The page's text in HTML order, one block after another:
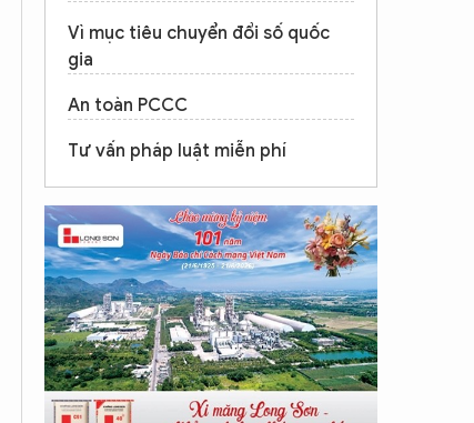
Vì mục tiêu chuyển đổi số quốc
gia
An toàn PCCC
Tư vấn pháp luật miễn phí